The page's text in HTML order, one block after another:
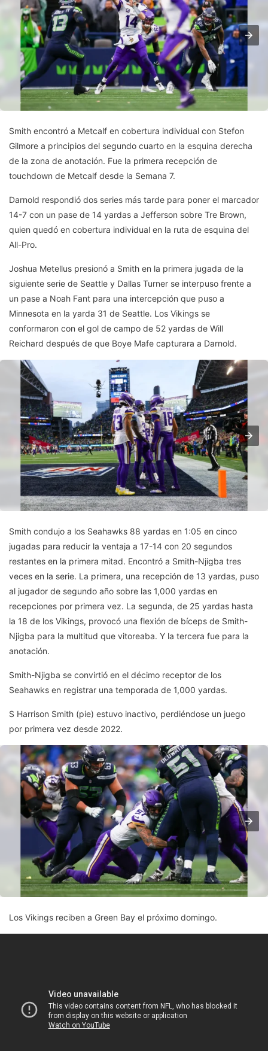
Smith encontró a Metcalf en cobertura individual con Stefon
Gilmore a principios del segundo cuarto en la esquina derecha
de la zona de anotación. Fue la primera recepción de
touchdown de Metcalf desde la Semana 7.
Darnold respondió dos series más tarde para poner el marcador
14-7 con un pase de 14 yardas a Jefferson sobre Tre Brown,
quien quedó en cobertura individual en la ruta de esquina del
All-Pro.
Joshua Metellus presionó a Smith en la primera jugada de la
siguiente serie de Seattle y Dallas Turner se interpuso frente a
un pase a Noah Fant para una intercepción que puso a
Minnesota en la yarda 31 de Seattle. Los Vikings se
conformaron con el gol de campo de 52 yardas de Will
Reichard después de que Boye Mafe capturara a Darnold.
Smith condujo a los Seahawks 88 yardas en 1:05 en cinco
jugadas para reducir la ventaja a 17-14 con 20 segundos
restantes en la primera mitad. Encontró a Smith-Njigba tres
veces en la serie. La primera, una recepción de 13 yardas, puso
al jugador de segundo año sobre las 1,000 yardas en
recepciones por primera vez. La segunda, de 25 yardas hasta
la 18 de los Vikings, provocó una flexión de bíceps de Smith-
Njigba para la multitud que vitoreaba. Y la tercera fue para la
anotación.
Smith-Njigba se convirtió en el décimo receptor de los
Seahawks en registrar una temporada de 1,000 yardas.
S Harrison Smith (pie) estuvo inactivo, perdiéndose un juego
por primera vez desde 2022.
Los Vikings reciben a Green Bay el próximo domingo.